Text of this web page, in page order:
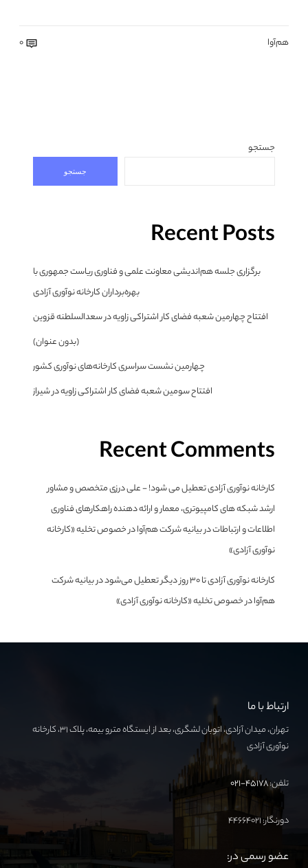
هم‌آوا 0
جستجو
جستجو
Recent Posts
برگزاری جلسه هم‌اندیشی معاونت علمی و فناوری ریاست جمهوری با
بهره‌برداران کارخانه نوآوری آزادی
افتتاح چهارمین شعبه فضای کار اشتراکی زاویه در سعدالسلطنه قزوین
(بدون عنوان)
چهارمین نشست سراسری کارخانه‌های نوآوری کشور
افتتاح سومین شعبه فضای کار اشتراکی زاویه در شیراز
Recent Comments
کارخانه نوآوری آزادی تعطیل می شود! - علی درزی متخصص و مشاور
ارشد شبکه های کامپیوتری، معمار و ارائه دهنده راهکارهای فناوری
اطلاعات و ارتباطاتدربیانیه شرکت هم‌آوا در خصوص تخلیه «کارخانه
نوآوری آزادی»
کارخانه نوآوری آزادی تا ۳۰ روز دیگر تعطیل می‌شود دربیانیه شرکت
هم‌آوا در خصوص تخلیه «کارخانه نوآوری آزادی»
ارتباط با ما
تهران، میدان آزادی، اتوبان لشگری، بعد از ایستگاه مترو بیمه، پلاک ۳۱، کارخانه
نوآوری آزادی
تلفن:۴۵۱۷۸-۰۲۱
دورنگار: ۴۴۶۶۴۰۲۱
عضو رسمی در: